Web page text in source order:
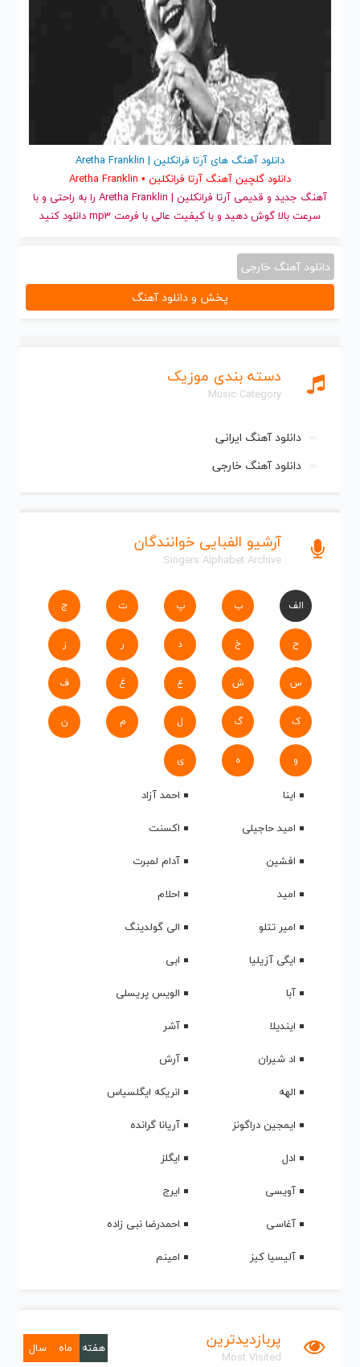
دسته بندی موزیک
Music Category
دانلود آهنگ ایرانی
دانلود آهنگ خارجی
آرشیو الفبایی خوانندگان
Singers Alphabet Archive
الف ب پ ت ج
ح خ د ر ز
س ش ع غ ف
ک گ ل م ن
و ه ی
اینا
احمد آزاد
امید حاجیلی
اکسنت
افشین
آدام لمبرت
امید
احلام
امیر تتلو
الی گولدینگ
ایگی آزیلیا
ابی
آبا
الویس پریسلی
ایندیلا
آشر
اد شیران
آرش
الهه
انریکه ایگلسیاس
ایمجین دراگونز
آریانا گرانده
ادل
ایگلز
آویسی
ایرج
آغاسی
احمدرضا نبی زاده
آلیسیا کیز
امینم
پربازدیدترین
Most Visited
هفته ماه سال
دانلود آهنگ های آرتا فرانکلین | Aretha Franklin
دانلود گلچین آهنگ آرتا فرانکلین • Aretha Franklin
آهنگ جدید
و قدیمی آرتا فرانکلین | Aretha Franklin را به راحتی و با
سرعت بالا گوش دهید و با کیفیت عالی با فرمت mp3 دانلود کنید
دانلود آهنگ خارجی
پخش و دانلود آهنگ